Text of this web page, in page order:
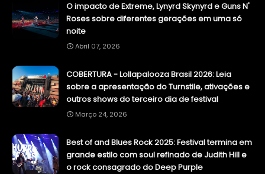
O impacto de Extreme, Lynyrd Skynyrd e Guns N'
Roses sobre diferentes gerações em uma só
noite
Abril 07, 2026
COBERTURA - Lollapalooza Brasil 2026: Leia
sobre a apresentação do Turnstile, ativações e
outros shows do terceiro dia de festival
Março 24, 2026
Best of and Blues Rock 2025: Festival termina em
grande estilo com soul refinado de Judith Hill e
o rock consagrado do Deep Purple